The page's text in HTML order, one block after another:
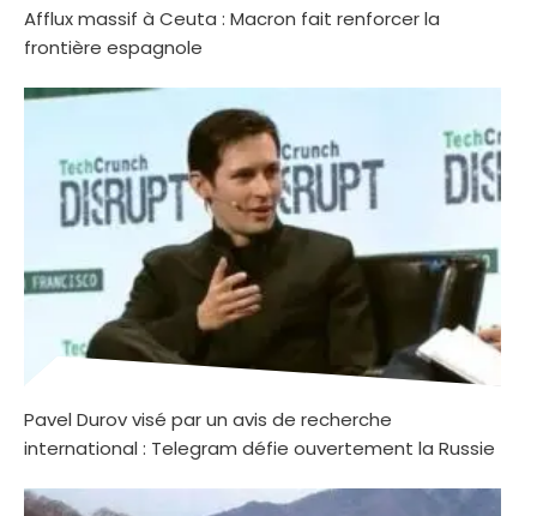
Afflux massif à Ceuta : Macron fait renforcer la
frontière espagnole
Pavel Durov visé par un avis de recherche
international : Telegram défie ouvertement la Russie